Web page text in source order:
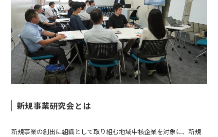
新規事業研究会とは
新規事業の創出に組織として取り組む地域中核企業を対象に、新規